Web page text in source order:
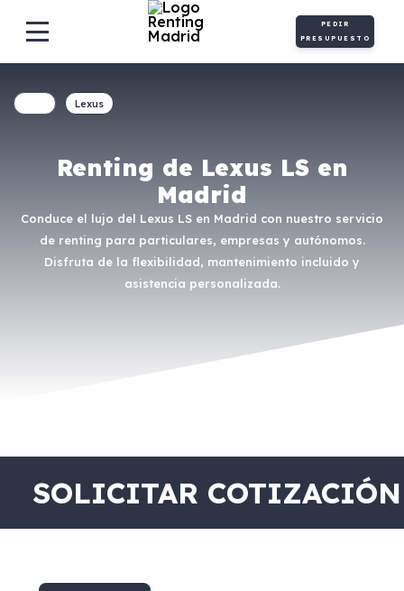
PEDIR
PRESUPUESTO
Renting de Lexus LS en
Madrid
Conduce el lujo del Lexus LS en Madrid con nuestro servicio
de renting para particulares, empresas y autónomos.
Disfruta de la flexibilidad, mantenimiento incluido y
asistencia personalizada.
Lexus
SOLICITAR COTIZACIÓN